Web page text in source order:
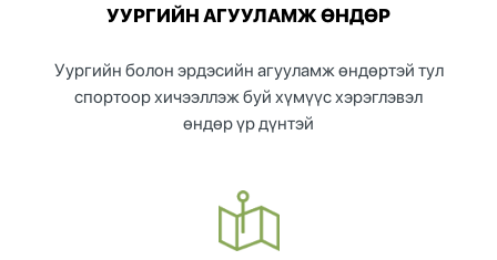
УУРГИЙН АГУУЛАМЖ ӨНДӨР
Уургийн болон эрдэсийн агууламж өндөртэй тул
спортоор хичээллэж буй хүмүүс хэрэглэвэл
өндөр үр дүнтэй